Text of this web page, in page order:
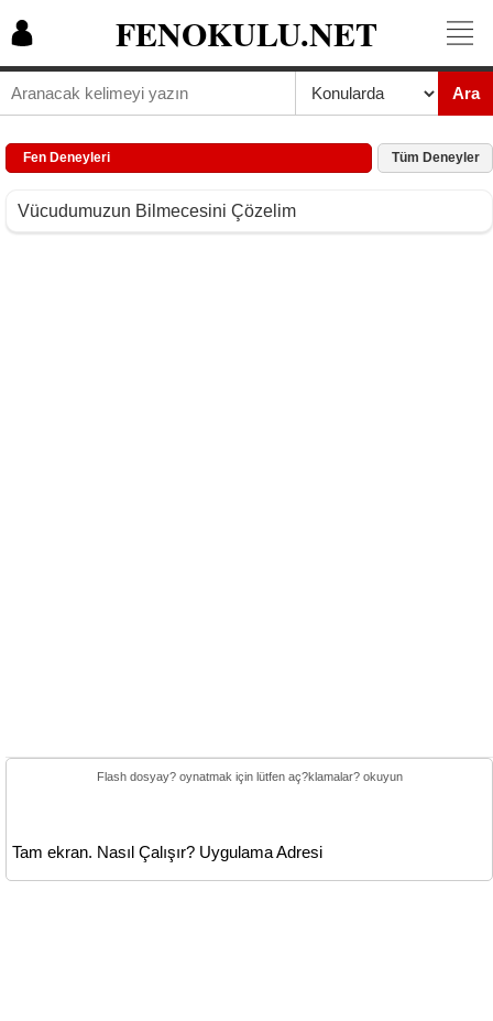
FENOKULU.NET
Ara
Fen Deneyleri Tüm Deneyler
Vücudumuzun Bilmecesini Çözelim
Flash dosyay? oynatmak için lütfen aç?klamalar? okuyun
Tam ekran. Nasıl Çalışır? Uygulama Adresi